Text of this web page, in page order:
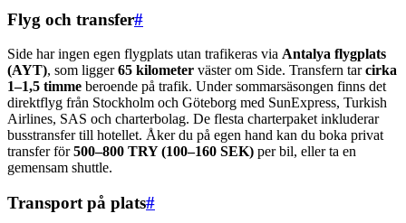
Flyg och transfer#
Side har ingen egen flygplats utan trafikeras via Antalya flygplats
(AYT), som ligger65 kilometer väster om Side. Transfern tarcirka
1–1,5 timme beroende på trafik. Under sommarsäsongen finns det
direktflyg från Stockholm och Göteborg med SunExpress, Turkish
Airlines, SAS och charterbolag. De flesta charterpaket inkluderar
busstransfer till hotellet. Åker du på egen hand kan du boka privat
transfer för500–800 TRY (100–160 SEK) per bil, eller ta en
gemensam shuttle.
Transport på plats#